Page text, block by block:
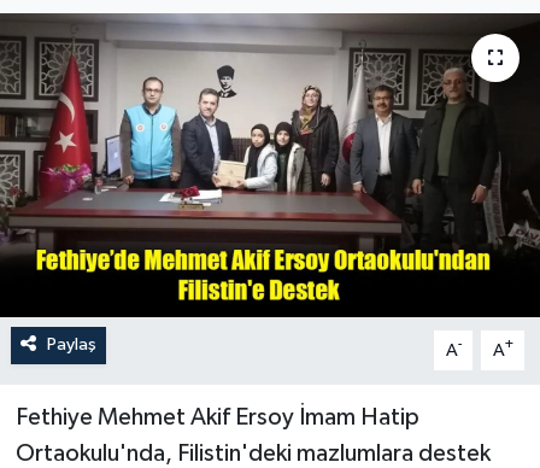
Paylaş A- A+
Fethiye Mehmet Akif Ersoy İmam Hatip
Ortaokulu'nda, Filistin'deki mazlumlara destek
Turizm